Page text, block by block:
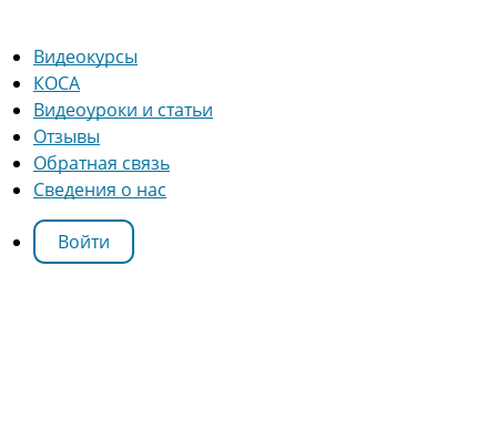
Видеокурсы
КОСА
Видеоуроки и статьи
Отзывы
Обратная связь
Сведения о нас
Войти